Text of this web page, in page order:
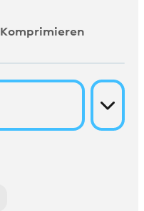
Komprimieren